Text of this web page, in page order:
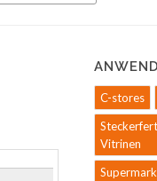
C-stores
Vitrinen